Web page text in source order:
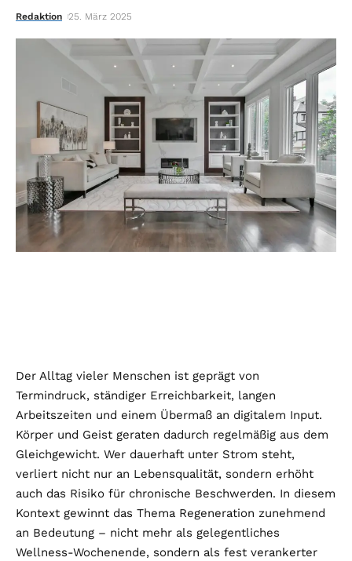
Redaktion 25. März 2025
Der Alltag vieler Menschen ist geprägt von
Termindruck, ständiger Erreichbarkeit, langen
Arbeitszeiten und einem Übermaß an digitalem Input.
Körper und Geist geraten dadurch regelmäßig aus dem
Gleichgewicht. Wer dauerhaft unter Strom steht,
verliert nicht nur an Lebensqualität, sondern erhöht
auch das Risiko für chronische Beschwerden. In diesem
Kontext gewinnt das Thema Regeneration zunehmend
an Bedeutung – nicht mehr als gelegentliches
Wellness-Wochenende, sondern als fest verankerter